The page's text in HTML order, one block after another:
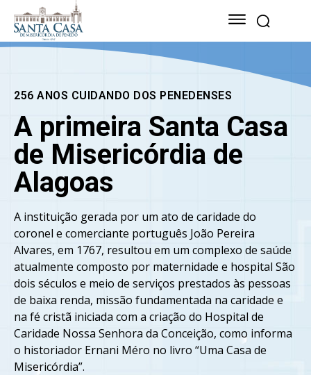
256 ANOS CUIDANDO DOS PENEDENSES
A primeira Santa Casa
de Misericórdia de
Alagoas
A instituição gerada por um ato de caridade do
coronel e comerciante português João Pereira
Alvares, em 1767, resultou em um complexo de saúde
atualmente composto por maternidade e hospital São
dois séculos e meio de serviços prestados às pessoas
de baixa renda, missão fundamentada na caridade e
na fé cristã iniciada com a criação do Hospital de
Caridade Nossa Senhora da Conceição, como informa
o historiador Ernani Méro no livro “Uma Casa de
Misericórdia”.